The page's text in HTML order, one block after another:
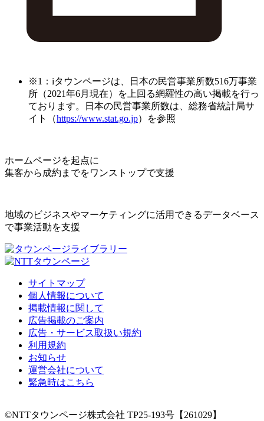
※1：iタウンページは、日本の民営事業所数516万事業
所（2021年6月現在）を上回る網羅性の高い掲載を行っ
ております。日本の民営事業所数は、総務省統計局サ
イト（https://www.stat.go.jp）を参照
ホームページを起点に
集客から成約までをワンストップで支援
地域のビジネスやマーケティングに活用できるデータベース
で事業活動を支援
サイトマップ
個人情報について
掲載情報に関して
広告掲載のご案内
広告・サービス取扱い規約
利用規約
お知らせ
運営会社について
緊急時はこちら
©NTTタウンページ株式会社 TP25-193号【261029】